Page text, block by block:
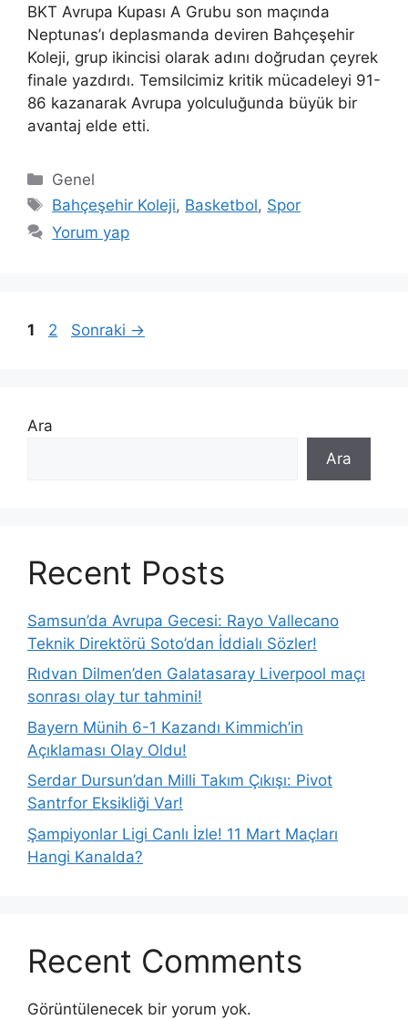
BKT Avrupa Kupası A Grubu son maçında
Neptunas’ı deplasmanda deviren Bahçeşehir
Koleji, grup ikincisi olarak adını doğrudan çeyrek
finale yazdırdı. Temsilcimiz kritik mücadeleyi 91-
86 kazanarak Avrupa yolculuğunda büyük bir
avantaj elde etti.
Kategoriler
Genel
Etiketler
Bahçeşehir Koleji, Basketbol, Spor
Yorum yap
Sayfa
1 Sayfa
2 Sonraki →
Ara
Ara
Recent Posts
Samsun’da Avrupa Gecesi: Rayo Vallecano
Teknik Direktörü Soto’dan İddialı Sözler!
Rıdvan Dilmen’den Galatasaray Liverpool maçı
sonrası olay tur tahmini!
Bayern Münih 6-1 Kazandı Kimmich’in
Açıklaması Olay Oldu!
Serdar Dursun’dan Milli Takım Çıkışı: Pivot
Santrfor Eksikliği Var!
Şampiyonlar Ligi Canlı İzle! 11 Mart Maçları
Hangi Kanalda?
Recent Comments
Görüntülenecek bir yorum yok.